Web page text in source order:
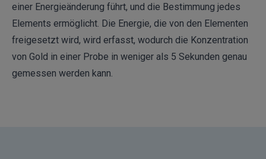
einer Energieänderung führt, und die Bestimmung jedes
Elements ermöglicht. Die Energie, die von den Elementen
freigesetzt wird, wird erfasst, wodurch die Konzentration
von Gold in einer Probe in weniger als 5 Sekunden genau
gemessen werden kann.